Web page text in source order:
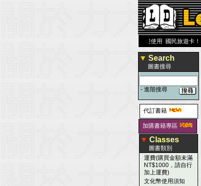
歡迎使用 國民旅遊卡！！
▼ Search
圖書搜尋
- 進階搜尋
代訂書籍
加購書籍專區
▼ Classes
圖書類別
運費(購買金額未滿
NT$1000，請自行
加上運費)
文化幣使用須知